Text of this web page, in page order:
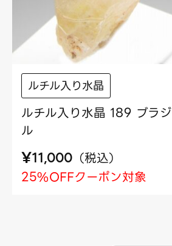
ルチル入り水晶
ルチル入り水晶 189 ブラジ
ル
¥11,000 （税込）
25%OFFクーポン対象